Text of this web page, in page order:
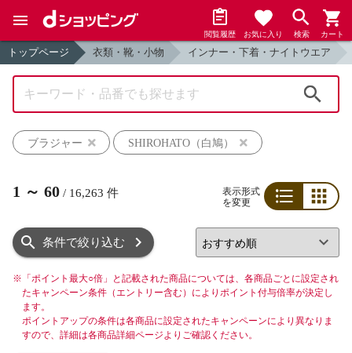
閲覧履歴 お気に入り 検索 カート
トップページ 衣類・靴・小物 インナー・下着・ナイトウエア
ブラジャー
SHIROHATO（白鳩）
1 ～ 60 / 16,263 件
表示形式
を変更
条件で絞り込む
※ 「ポイント最大○倍」と記載された商品については、各商品ごとに設定され
たキャンペーン条件（エントリー含む）によりポイント付与倍率が決定し
ます。
ポイントアップの条件は各商品に設定されたキャンペーンにより異なりま
すので、詳細は各商品詳細ページよりご確認ください。